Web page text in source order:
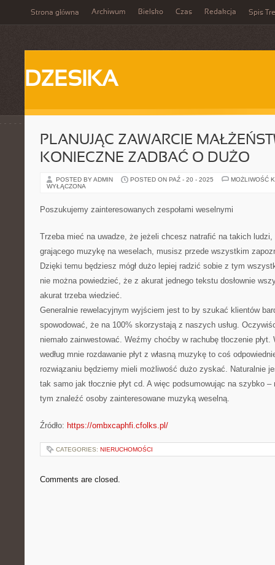
Strona główna Archiwum Bielsko Czas Redakcja Spis
DZESIKA
PLANUJĄC ZAWARCIE
KONIECZNE ZADBAĆ O DUŻO
POSTED BY ADMIN POSTED ON PAŹ - 20 - 2025
MOŻLIWOŚĆ
WYŁĄCZONA
Poszukujemy zainteresowanych zespołami weselnymi
Trzeba mieć na uwadze, że jeżeli chcesz natrafić na takich ludzi,
grającego muzykę na weselach, musisz przede wszystkim
Dzięki temu będziesz mógł dużo lepiej radzić sobie z tym
nie można powiedzieć, że z akurat jednego tekstu dosłownie
akurat trzeba wiedzieć.
Generalnie rewelacyjnym wyjściem jest to by szukać klientów
spowodować, że na 100% skorzystają z naszych usług.
niemało zainwestować. Weźmy choćby w rachubę tłoczenie
według mnie rozdawanie płyt z własną muzykę to coś
rozwiązaniu będziemy mieli możliwość dużo zyskać. Naturalnie
tak samo jak tłocznie płyt cd. A więc podsumowując na szybko
tym znaleźć osoby zainteresowane muzyką weselną.
Źródło: https://ombxcaphfi.cfolks.pl/
CATEGORIES: NIERUCHOMOŚCI
Comments are closed.